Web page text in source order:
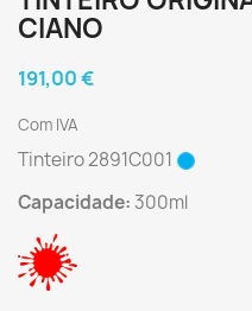
CIANO
191,00 €
Com IVA
Tinteiro2891C001
Capacidade: 300ml